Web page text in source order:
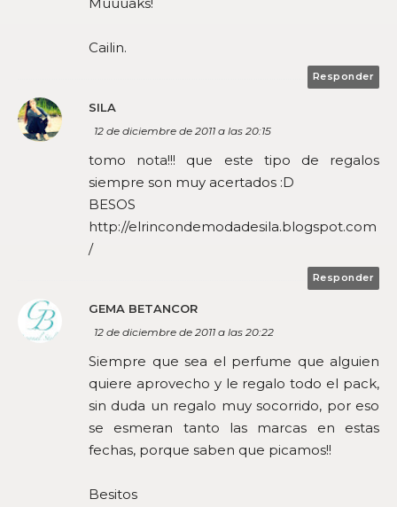
Cailin.
Responder
SILA
12 de diciembre de 2011 a las 20:15
tomo nota!!! que este tipo de regalos
siempre son muy acertados :D
BESOS
http://elrincondemodadesila.blogspot.com
/
Responder
GEMA BETANCOR
12 de diciembre de 2011 a las 20:22
Siempre que sea el perfume que alguien
quiere aprovecho y le regalo todo el pack,
sin duda un regalo muy socorrido, por eso
se esmeran tanto las marcas en estas
fechas, porque saben que picamos!!
Besitos